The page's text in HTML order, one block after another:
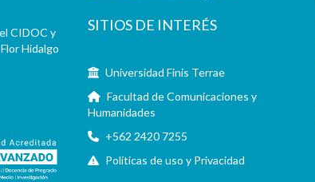
CIDOC y
Hidalgo
SITIOS DE INTERÉS
Universidad Finis Terrae
Facultad de Comunicaciones y
Humanidades
+562 2420 7255
Políticas de uso y Privacidad